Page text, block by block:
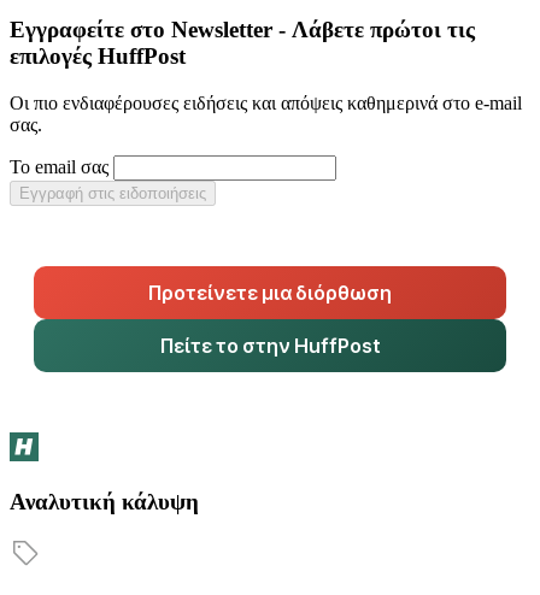
Εγγραφείτε στο Newsletter - Λάβετε πρώτοι τις
επιλογές HuffPost
Οι πιο ενδιαφέρουσες ειδήσεις και απόψεις καθημερινά στο e-mail
σας.
Το email σας
Εγγραφή στις ειδοποιήσεις
Προτείνετε μια διόρθωση
Πείτε το στην HuffPost
Αναλυτική κάλυψη